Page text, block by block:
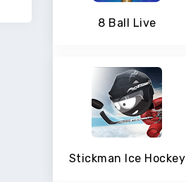
8 Ball Live
Stickman Ice Hockey